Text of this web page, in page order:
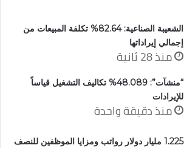
الشعيبة الصناعية: 82.64% تكلفة المبيعات من
إجمالي إيراداتها
منذ 28 ثانية
“منشآت”: 48.089% تكاليف التشغيل قياساً
للإيرادات
منذ دقيقة واحدة
1.225 مليار دولار رواتب ومزايا الموظفين للنصف